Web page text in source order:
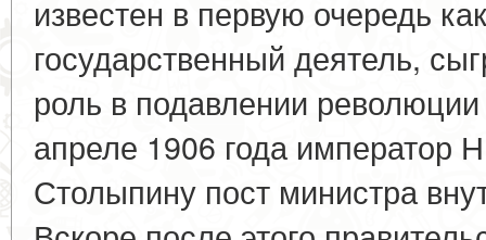
известен в первую очередь
государственный деятель,
роль в подавлении
апреле 1906 года император
Столыпину пост министра